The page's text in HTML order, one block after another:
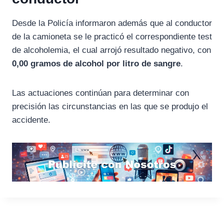
Desde la Policía informaron además que al conductor
de la camioneta se le practicó el correspondiente test
de alcoholemia, el cual arrojó resultado negativo, con
0,00 gramos de alcohol por litro de sangre.
Las actuaciones continúan para determinar con
precisión las circunstancias en las que se produjo el
accidente.